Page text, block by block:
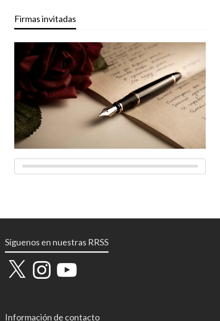
Firmas invitadas
Síguenos en nuestras RRSS
X InstagramYouTube
Información de contacto